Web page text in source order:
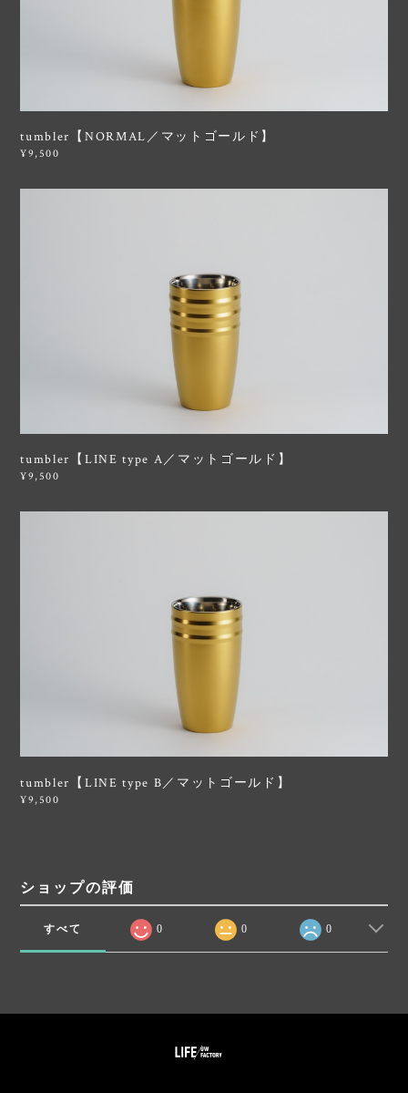
tumbler【NORMAL／マットゴールド】
¥9,500
tumbler【LINE type A／マットゴールド】
¥9,500
tumbler【LINE type B／マットゴールド】
¥9,500
ショップの評価
すべて 0 0 0